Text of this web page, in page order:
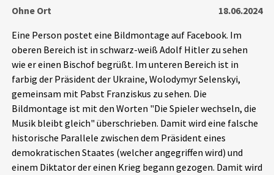
Dossiers
Leipziger Zustände
Schlaglichter
Phänomene
Aktuelles
Ohne Ort
18.06.2024
Eine Person postet eine Bildmontage auf Facebook. Im
oberen Bereich ist in schwarz-weiß Adolf Hitler zu sehen
wie er einen Bischof begrüßt. Im unteren Bereich ist in
farbig der Präsident der Ukraine, Wolodymyr Selenskyi,
gemeinsam mit Pabst Franziskus zu sehen. Die
Bildmontage ist mit den Worten "Die Spieler wechseln, die
Musik bleibt gleich" überschrieben. Damit wird eine falsche
historische Parallele zwischen dem Präsident eines
demokratischen Staates (welcher angegriffen wird) und
einem Diktator der einen Krieg begann gezogen. Damit wird
Filter Erklärungen